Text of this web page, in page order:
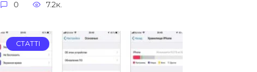
0 7.2к.
СТАТТІ